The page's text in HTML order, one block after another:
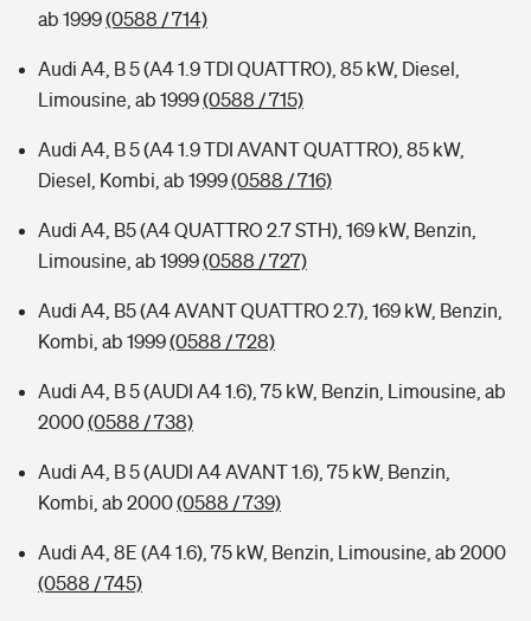
ab 1999(0588 / 714)
Audi A4, B 5 (A4 1.9 TDI QUATTRO), 85 kW, Diesel,
Limousine, ab 1999(0588 / 715)
Audi A4, B 5 (A4 1.9 TDI AVANT QUATTRO), 85 kW,
Diesel, Kombi, ab 1999(0588 / 716)
Audi A4, B5 (A4 QUATTRO 2.7 STH), 169 kW, Benzin,
Limousine, ab 1999(0588 / 727)
Audi A4, B5 (A4 AVANT QUATTRO 2.7), 169 kW, Benzin,
Kombi, ab 1999(0588 / 728)
Audi A4, B 5 (AUDI A4 1.6), 75 kW, Benzin, Limousine, ab
2000(0588 / 738)
Audi A4, B 5 (AUDI A4 AVANT 1.6), 75 kW, Benzin,
Kombi, ab 2000(0588 / 739)
Audi A4, 8E (A4 1.6), 75 kW, Benzin, Limousine, ab 2000
(0588 / 745)